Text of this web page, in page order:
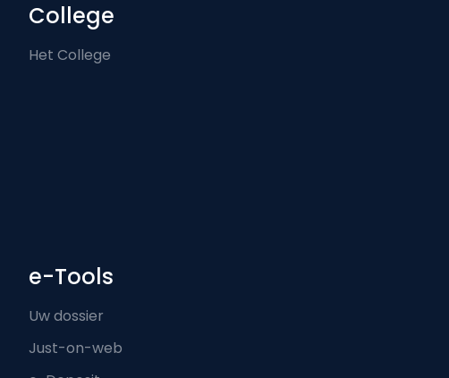
College
Het College
e-Tools
Uw dossier
Just-on-web